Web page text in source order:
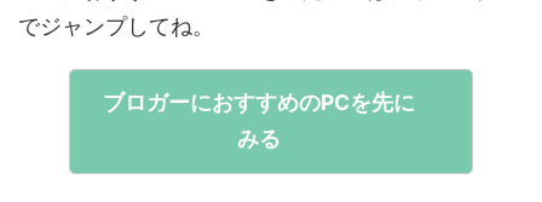
でジャンプしてね。
ブロガーにおすすめのPCを先に
みる